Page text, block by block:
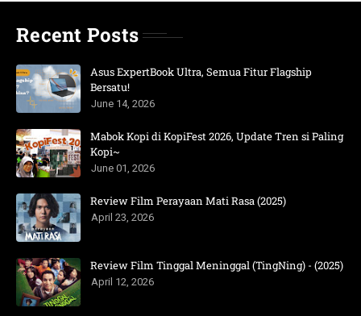
Recent Posts
Asus ExpertBook Ultra, Semua Fitur Flagship
Bersatu!
June 14, 2026
Mabok Kopi di KopiFest 2026, Update Tren si Paling
Kopi~
June 01, 2026
Review Film Perayaan Mati Rasa (2025)
April 23, 2026
Review Film Tinggal Meninggal (TingNing) - (2025)
April 12, 2026